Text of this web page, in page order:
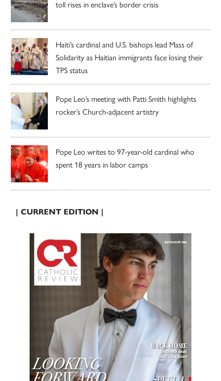
toll rises in enclave’s border crisis
Haiti’s cardinal and U.S. bishops lead Mass of
Solidarity as Haitian immigrants face losing their
TPS status
Pope Leo’s meeting with Patti Smith highlights
rocker’s Church-adjacent artistry
Pope Leo writes to 97-year-old cardinal who
spent 18 years in labor camps
| CURRENT EDITION |